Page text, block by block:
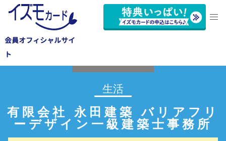
会員オフィシャルサイ
ト
生活
有限会社 永田建築 バリアフリ
ーデザイン一級建築士事務所